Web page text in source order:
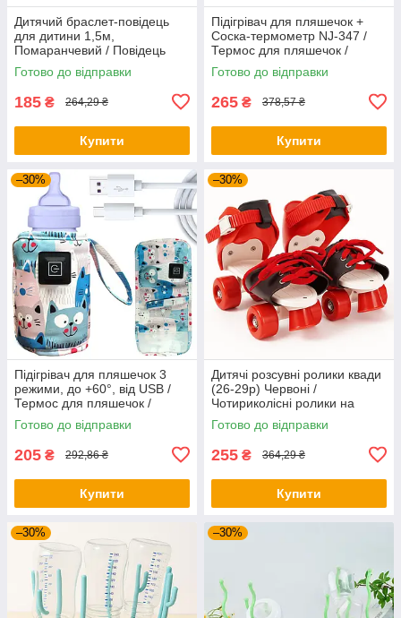
Дитячий браслет-повідець
для дитини 1,5м,
Помаранчевий / Повідець
для дітей на руку
Готово до відправки
185 ₴ 264,29 ₴
Купити
Підігрівач для пляшечок +
Соска-термометр NJ-347 /
Термос для пляшечок /
Нагрівач для пляшок
Готово до відправки
265 ₴ 378,57 ₴
Купити
–30%
Підігрівач для пляшечок 3
режими, до +60°, від USB /
Термос для пляшечок /
Нагрівач для пляшок
Готово до відправки
205 ₴ 292,86 ₴
Купити
–30%
Дитячі розсувні ролики квади
(26-29р) Червоні /
Чотириколісні ролики на
взуття / Роликові ковзани
дитячі
Готово до відправки
255 ₴ 364,29 ₴
Купити
–30% –30%